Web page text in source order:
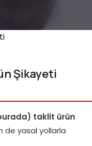
Şikayeti
taklit ürün
de yasal yollarla